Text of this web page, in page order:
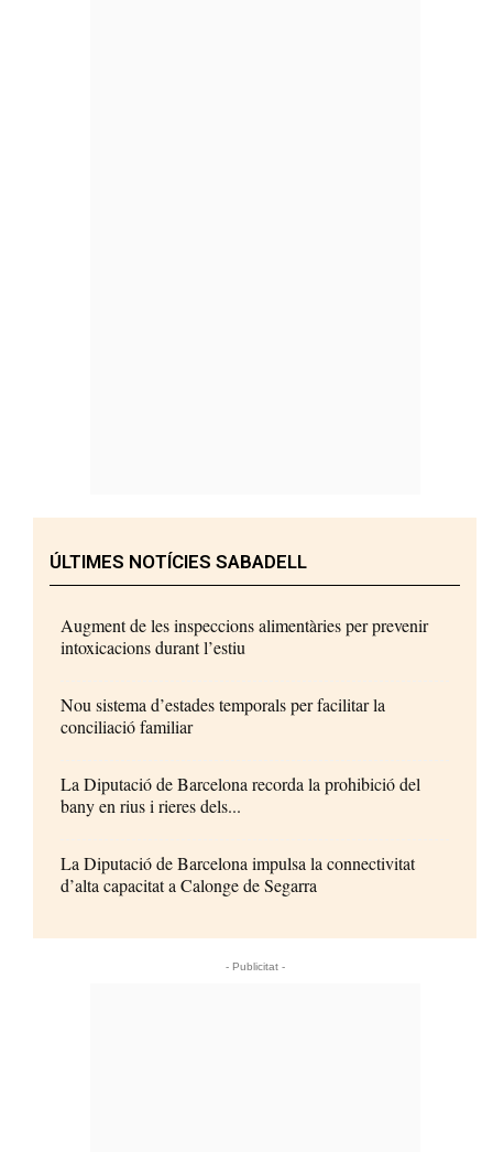
ÚLTIMES NOTÍCIES SABADELL
Augment de les inspeccions alimentàries per prevenir
intoxicacions durant l’estiu
Nou sistema d’estades temporals per facilitar la
conciliació familiar
La Diputació de Barcelona recorda la prohibició del
bany en rius i rieres dels...
La Diputació de Barcelona impulsa la connectivitat
d’alta capacitat a Calonge de Segarra
- Publicitat -